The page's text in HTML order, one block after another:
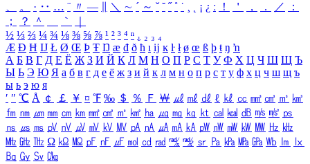
、
。 · ‥ … ¨ 〃 ― ＼ ∼ ´ ～ ˇ ˘ ˝ ˚ ˙ ¸ ¡ ¿ ː ！ ＇ ， ． ／
：
；
？ ＾ ｀
½ ⅓ ⅔ ¼ ¾ ⅛ ⅜ ⅝ ⅞ ¹ ² ³ ⁴ ⁿ ₁ ₂ ₃ ₄
Æ Ð Ħ Ĳ Ł Ø Œ Þ Ŧ Ŋ æ đ ð ħ ı ĳ ĸ ŀ ł ø œ ß þ ŧ ŋ ŉ
А Б В Г Д Е Ё Ж З И Й К Л М Н О П Р С Т У Ф Х Ц Ч Ш Щ Ъ
Ы Ь Э Ю Я а б в г д е ё ж з и й к л м н о п р с т у ф х ц ч ш щ ъ
ы ь э ю я
′ ″ ℃ Å ￠ ￡ ￥ ¤ ℉ ‰ ＄ ％ Ｆ ￦ ㎕ ㎖ ㎗ ℓ ㎘ ㏄ ㎣ ㎤ ㎥ ㎦
㎙ ㎚ ㎛ ㎜ ㎝ ㎞ ㎟ ㎠ ㎡ ㎢ ㏊ ㎍ ㎎ ㎏ ㏏ ㎈ ㎉ ㏈ ㎧ ㎨ ㎰
㎱ ㎲ ㎳ ㎴ ㎵ ㎶ ㎷ ㎸ ㎹ ㎀ ㎁ ㎂ ㎃ ㎄ ㎺ ㎻ ㎽ ㎾ ㎿ ㎐ ㎑
㎒ ㎓ ㎔ Ω ㏀ ㏁ ㎊ ㎋ ㎌ ㏖ ㏅ ㎭ ㎮ ㎯ ㏛ ㎩ ㎪ ㎫ ㎬ ㏝ ㏐
㏓
㏃ ㏉ ㏜ ㏆